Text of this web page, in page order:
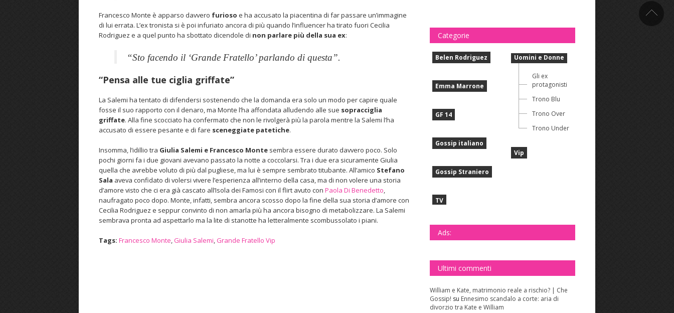
Francesco Monte è apparso davvero furioso e ha accusato la piacentina di far passare un’immagine
di lui errata. L’ex tronista si è poi infuriato ancora di più quando l’influencer ha tirato fuori Cecilia
Rodriguez e a quel punto ha sbottato dicendole di non parlare più della sua ex:
“Sto facendo il ‘Grande Fratello’ parlando di questa”.
“Pensa alle tue ciglia griffate”
La Salemi ha tentato di difendersi sostenendo che la domanda era solo un modo per capire quale
fosse il suo rapporto con il denaro, ma Monte l’ha affondata alludendo alle sue sopracciglia
griffate. Alla fine scocciato ha confermato che non le rivolgerà più la parola mentre la Salemi l’ha
accusato di essere pesante e di fare sceneggiate patetiche.
Insomma, l’idillio tra Giulia Salemi e Francesco Monte sembra essere durato davvero poco. Solo
pochi giorni fa i due giovani avevano passato la notte a coccolarsi. Tra i due era sicuramente Giulia
quella che avrebbe voluto di più dal pugliese, ma lui è sempre sembrato titubante. All’amico Stefano
Sala aveva confidato di volersi vivere l’esperienza all’interno della casa, ma di non volere una storia
d’amore visto che ci era già cascato all’Isola dei Famosi con il flirt avuto con Paola Di Benedetto,
naufragato poco dopo. Monte, infatti, sembra ancora scosso dopo la fine della sua storia d’amore con
Cecilia Rodriguez e seppur convinto di non amarla più ha ancora bisogno di metabolizzare. La Salemi
sembrava pronta ad aspettarlo ma la lite di stanotte ha letteralmente scombussolato i piani.
Tags: Francesco Monte, Giulia Salemi, Grande Fratello Vip
Categorie
Belen Rodriguez
Emma Marrone
GF 14
Gossip italiano
Gossip Straniero
TV
Uomini e Donne
Gli ex
protagonisti
Trono Blu
Trono Over
Trono Under
Vip
Ads:
Ultimi commenti
William e Kate, matrimonio reale a rischio? | Che
Gossip! su Ennesimo scandalo a corte: aria di
divorzio tra Kate e William